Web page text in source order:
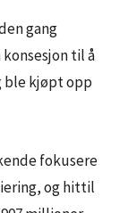
gang
til å
ble kjøpt opp
fokusere
og hittil